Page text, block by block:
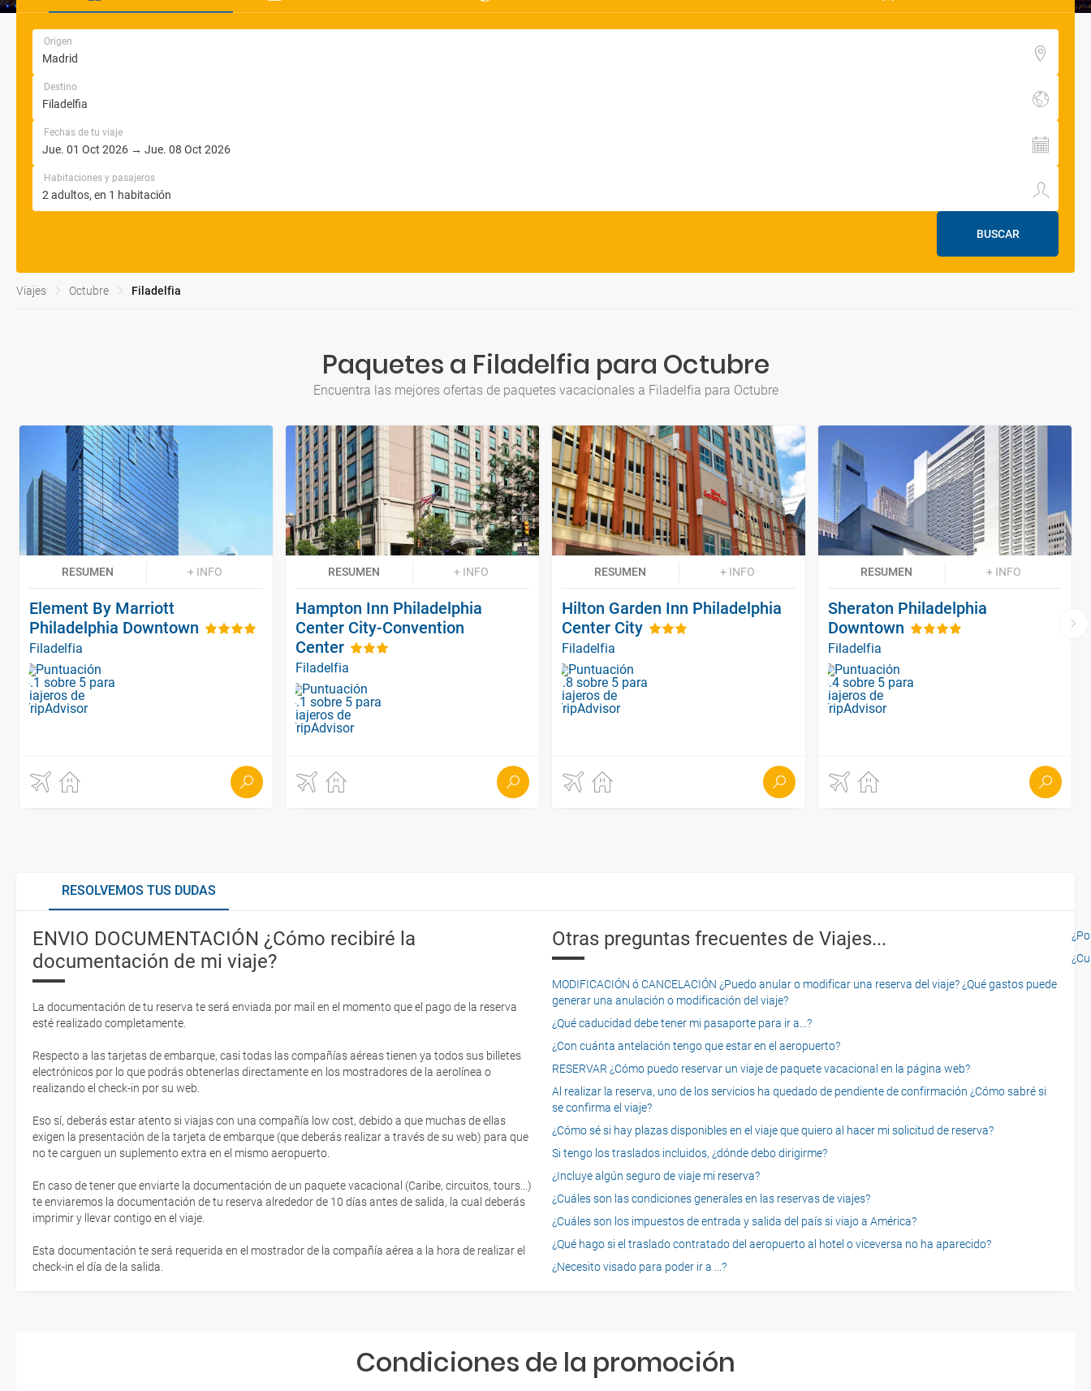
Origen
Destino
Fechas de tu viaje
Habitaciones y pasajeros
BUSCAR
Viajes Octubre Filadelfia
Paquetes a Filadelfia para Octubre
Encuentra las mejores ofertas de paquetes vacacionales a Filadelfia para Octubre
RESUMEN + INFO
Element By Marriott
Philadelphia Downtown
Filadelfia
RESUMEN + INFO
Hampton Inn Philadelphia
Center City-Convention
Center
Filadelfia
RESUMEN + INFO
Hilton Garden Inn Philadelphia
Center City
Filadelfia
RESUMEN + INFO
Sheraton Philadelphia
Downtown
Filadelfia
RESOLVEMOS TUS DUDAS
ENVIO DOCUMENTACIÓN ¿Cómo recibiré la
documentación de mi viaje?
La documentación de tu reserva te será enviada por mail en el momento que el pago de la reserva
esté realizado completamente.
Respecto a las tarjetas de embarque, casi todas las compañías aéreas tienen ya todos sus billetes
electrónicos por lo que podrás obtenerlas directamente en los mostradores de la aerolínea o
realizando el check-in por su web.
Eso sí, deberás estar atento si viajas con una compañía low cost, debido a que muchas de ellas
exigen la presentación de la tarjeta de embarque (que deberás realizar a través de su web) para que
no te carguen un suplemento extra en el mismo aeropuerto.
En caso de tener que enviarte la documentación de un paquete vacacional (Caribe, circuitos, tours...)
te enviaremos la documentación de tu reserva alrededor de 10 días antes de salida, la cual deberás
imprimir y llevar contigo en el viaje.
Esta documentación te será requerida en el mostrador de la compañía aérea a la hora de realizar el
check-in el día de la salida.
Otras preguntas frecuentes de Viajes...
MODIFICACIÓN ó CANCELACIÓN ¿Puedo anular o modificar una reserva del viaje? ¿Qué gastos puede
generar una anulación o modificación del viaje?
¿Qué caducidad debe tener mi pasaporte para ir a...?
¿Con cuánta antelación tengo que estar en el aeropuerto?
RESERVAR ¿Cómo puedo reservar un viaje de paquete vacacional en la página web?
Al realizar la reserva, uno de los servicios ha quedado de pendiente de confirmación ¿Cómo sabré si
se confirma el viaje?
¿Cómo sé si hay plazas disponibles en el viaje que quiero al hacer mi solicitud de reserva?
Si tengo los traslados incluidos, ¿dónde debo dirigirme?
¿Incluye algún seguro de viaje mi reserva?
¿Cuáles son las condiciones generales en las reservas de viajes?
¿Cuáles son los impuestos de entrada y salida del país si viajo a América?
¿Qué hago si el traslado contratado del aeropuerto al hotel o viceversa no ha aparecido?
¿Necesito visado para poder ir a ...?
Condiciones de la promoción